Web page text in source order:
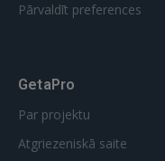
Pārvaldīt preferences
GetaPro
Par projektu
Atgriezeniskā saite